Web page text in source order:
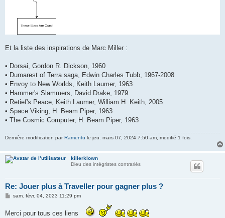
Et la liste des inspirations de Marc Miller :
• Dorsai, Gordon R. Dickson, 1960
• Dumarest of Terra saga, Edwin Charles Tubb, 1967-2008
• Envoy to New Worlds, Keith Laumer, 1963
• Hammer's Slammers, David Drake, 1979
• Retief's Peace, Keith Laumer, William H. Keith, 2005
• Space Viking, H. Beam Piper, 1963
• The Cosmic Computer, H. Beam Piper, 1963
Dernière modification parRamentu le jeu. mars 07, 2024 7:50 am, modifié 1 fois.
killerklown
Dieu des intégristes contrariés
Re: Jouer plus à Traveller pour gagner plus ?
M
s
sam. févr. 04, 2023 11:29 pm
Merci pour tous ces liens